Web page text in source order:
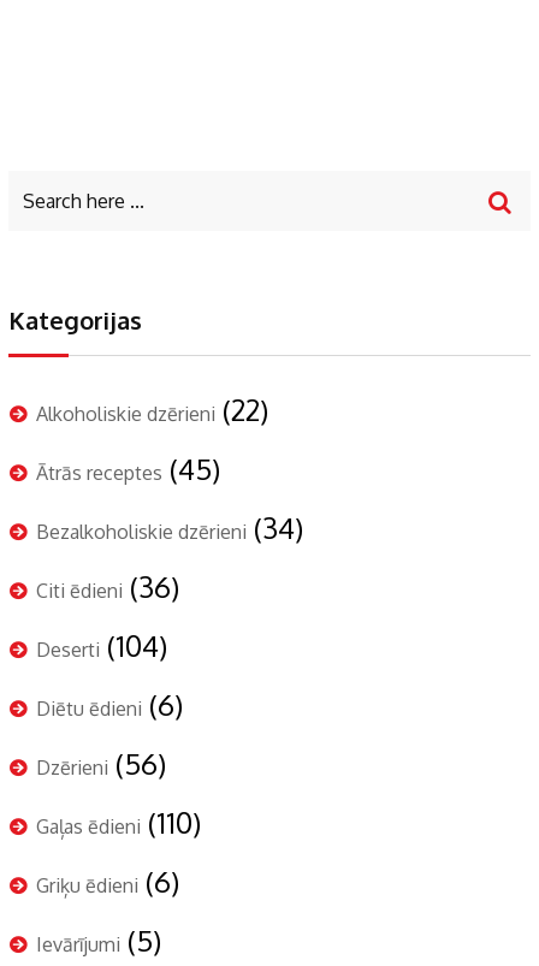
Kategorijas
Alkoholiskie dzērieni (22)
Ātrās receptes (45)
Bezalkoholiskie dzērieni (34)
Citi ēdieni (36)
Deserti (104)
Diētu ēdieni (6)
Dzērieni (56)
Gaļas ēdieni (110)
Griķu ēdieni (6)
Ievārījumi (5)